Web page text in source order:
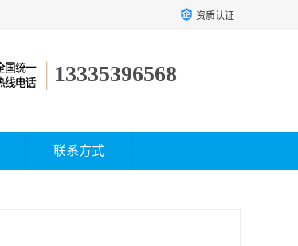
资质认证
13335396568
联系方式